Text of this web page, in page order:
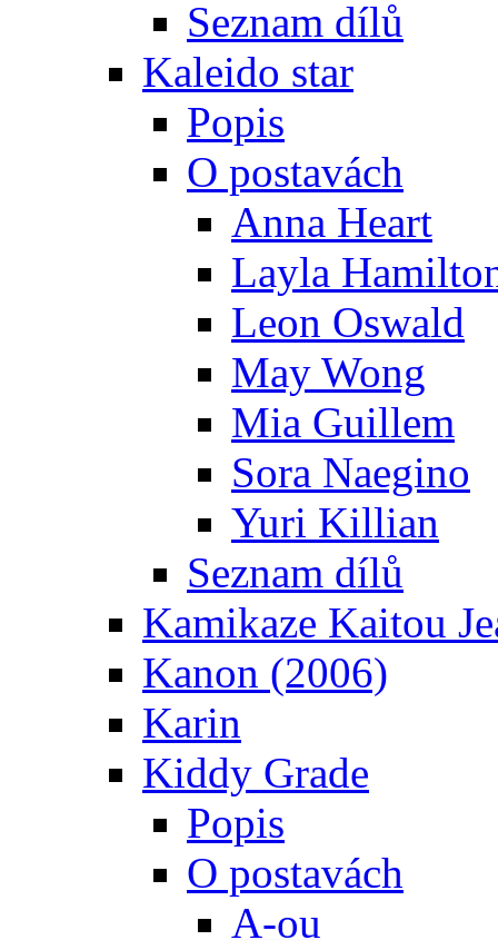
Seznam dílů
Kaleido star
Popis
O postavách
Anna Heart
Layla
Leon Oswald
May Wong
Mia Guillem
Sora Naegino
Yuri Killian
Seznam dílů
Kamikaze Kaitou
Kanon (2006)
Karin
Kiddy Grade
Popis
O postavách
A-ou